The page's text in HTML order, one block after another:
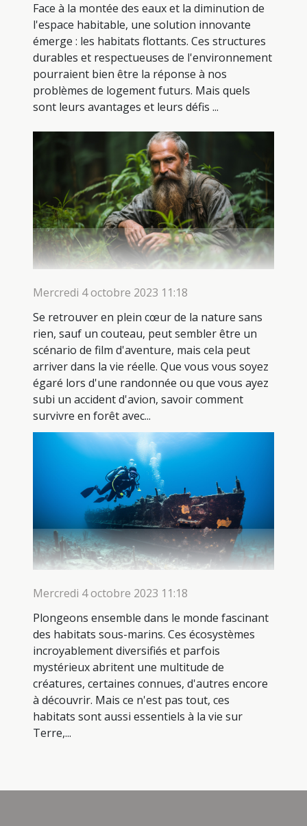
Face à la montée des eaux et la diminution de
l'espace habitable, une solution innovante
émerge : les habitats flottants. Ces structures
durables et respectueuses de l'environnement
pourraient bien être la réponse à nos
problèmes de logement futurs. Mais quels
sont leurs avantages et leurs défis ...
Mercredi 4 octobre 2023 11:18
Se retrouver en plein cœur de la nature sans
rien, sauf un couteau, peut sembler être un
scénario de film d'aventure, mais cela peut
arriver dans la vie réelle. Que vous vous soyez
égaré lors d'une randonnée ou que vous ayez
subi un accident d'avion, savoir comment
survivre en forêt avec...
Mercredi 4 octobre 2023 11:18
Plongeons ensemble dans le monde fascinant
des habitats sous-marins. Ces écosystèmes
incroyablement diversifiés et parfois
mystérieux abritent une multitude de
créatures, certaines connues, d'autres encore
à découvrir. Mais ce n'est pas tout, ces
habitats sont aussi essentiels à la vie sur
Terre,...